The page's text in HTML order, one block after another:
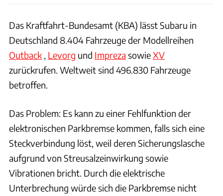
Das Kraftfahrt-Bundesamt (KBA) lässt Subaru in
Deutschland 8.404 Fahrzeuge der Modellreihen
Outback , Levorg und Impreza sowieXV
zurückrufen. Weltweit sind 496.830 Fahrzeuge
betroffen.
Das Problem: Es kann zu einer Fehlfunktion der
elektronischen Parkbremse kommen, falls sich eine
Steckverbindung löst, weil deren Sicherungslasche
aufgrund von Streusalzeinwirkung sowie
Vibrationen bricht. Durch die elektrische
Unterbrechung würde sich die Parkbremse nicht